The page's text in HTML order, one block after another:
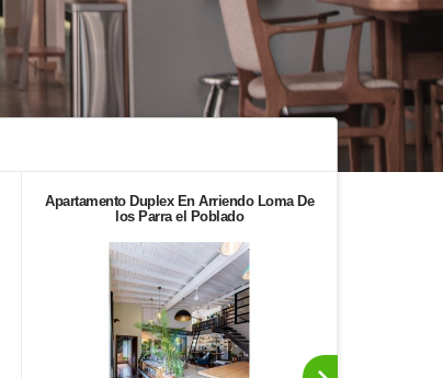
Apartamento Duplex En Arriendo Loma De
los Parra el Poblado